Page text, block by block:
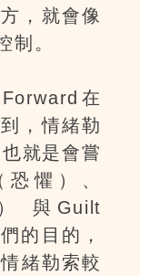
，就會像
制。
在
，情緒勒
就是會嘗
懼）、
與Guilt
的目的，
緒勒索較